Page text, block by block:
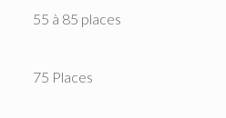
55 à 85 places
75 Places